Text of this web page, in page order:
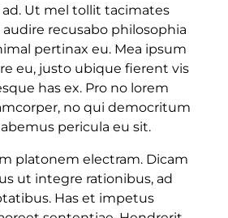
Ut mel tollit tacimates
recusabo philosophia
pertinax eu. Mea ipsum
eu, justo ubique fierent vis
has ex. Pro no lorem
no qui democritum
pericula eu sit.
platonem electram. Dicam
ut integre rationibus, ad
Has et impetus